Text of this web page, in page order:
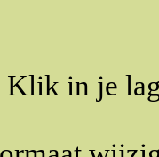
Klik in je